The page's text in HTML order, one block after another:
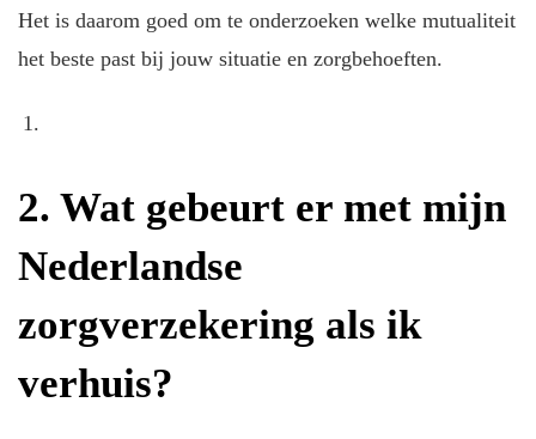
Het is daarom goed om te onderzoeken welke mutualiteit
het beste past bij jouw situatie en zorgbehoeften.
2. Wat gebeurt er met mijn
Nederlandse
zorgverzekering als ik
verhuis?